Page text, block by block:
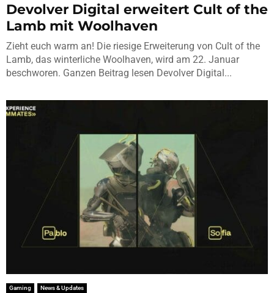
Devolver Digital erweitert Cult of the
Lamb mit Woolhaven
Zieht euch warm an! Die riesige Erweiterung von Cult of the
Lamb, das winterliche Woolhaven, wird am 22. Januar
beschworen. Ganzen Beitrag lesen Devolver Digital...
Gaming News & Updates